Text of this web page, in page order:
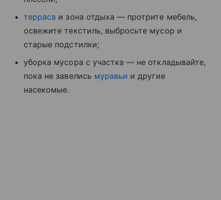
терраса и зона отдыха — протрите мебель,
освежите текстиль, выбросьте мусор и
старые подстилки;
уборка мусора с участка — не откладывайте,
пока не завелись муравьи и другие
насекомые.